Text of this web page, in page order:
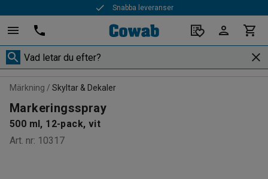
Snabba leveranser
Märkning Skyltar & Dekaler
Markeringsspray
500 ml, 12-pack, vit
Art. nr: 10317